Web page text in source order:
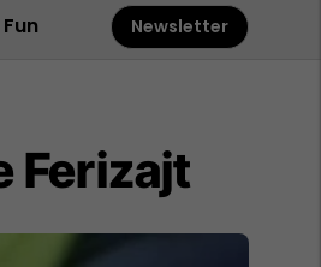
Fun Newsletter
Ferizajt